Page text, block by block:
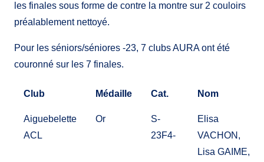
les finales sous forme de contre la montre sur 2 couloirs
préalablement nettoyé.
Pour les séniors/séniores -23, 7 clubs AURA ont été
couronné sur les 7 finales.
Club Médaille Cat. Nom
Aiguebelette
ACL
Or
S-
23F4-
Elisa
VACHON,
Lisa GAIME,